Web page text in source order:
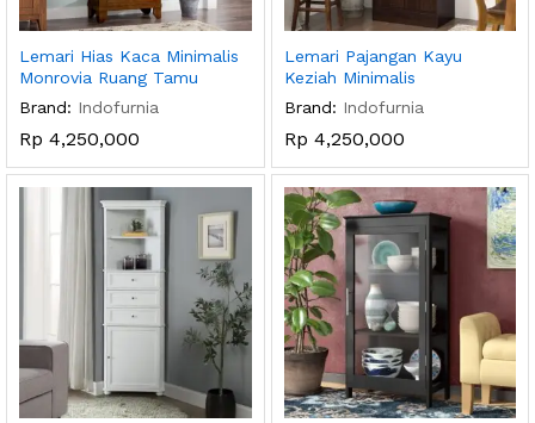
Lemari Hias Kaca Minimalis
Monrovia Ruang Tamu
Brand: Indofurnia
Rp 4,250,000
Lemari Pajangan Kayu
Keziah Minimalis
Brand: Indofurnia
Rp 4,250,000